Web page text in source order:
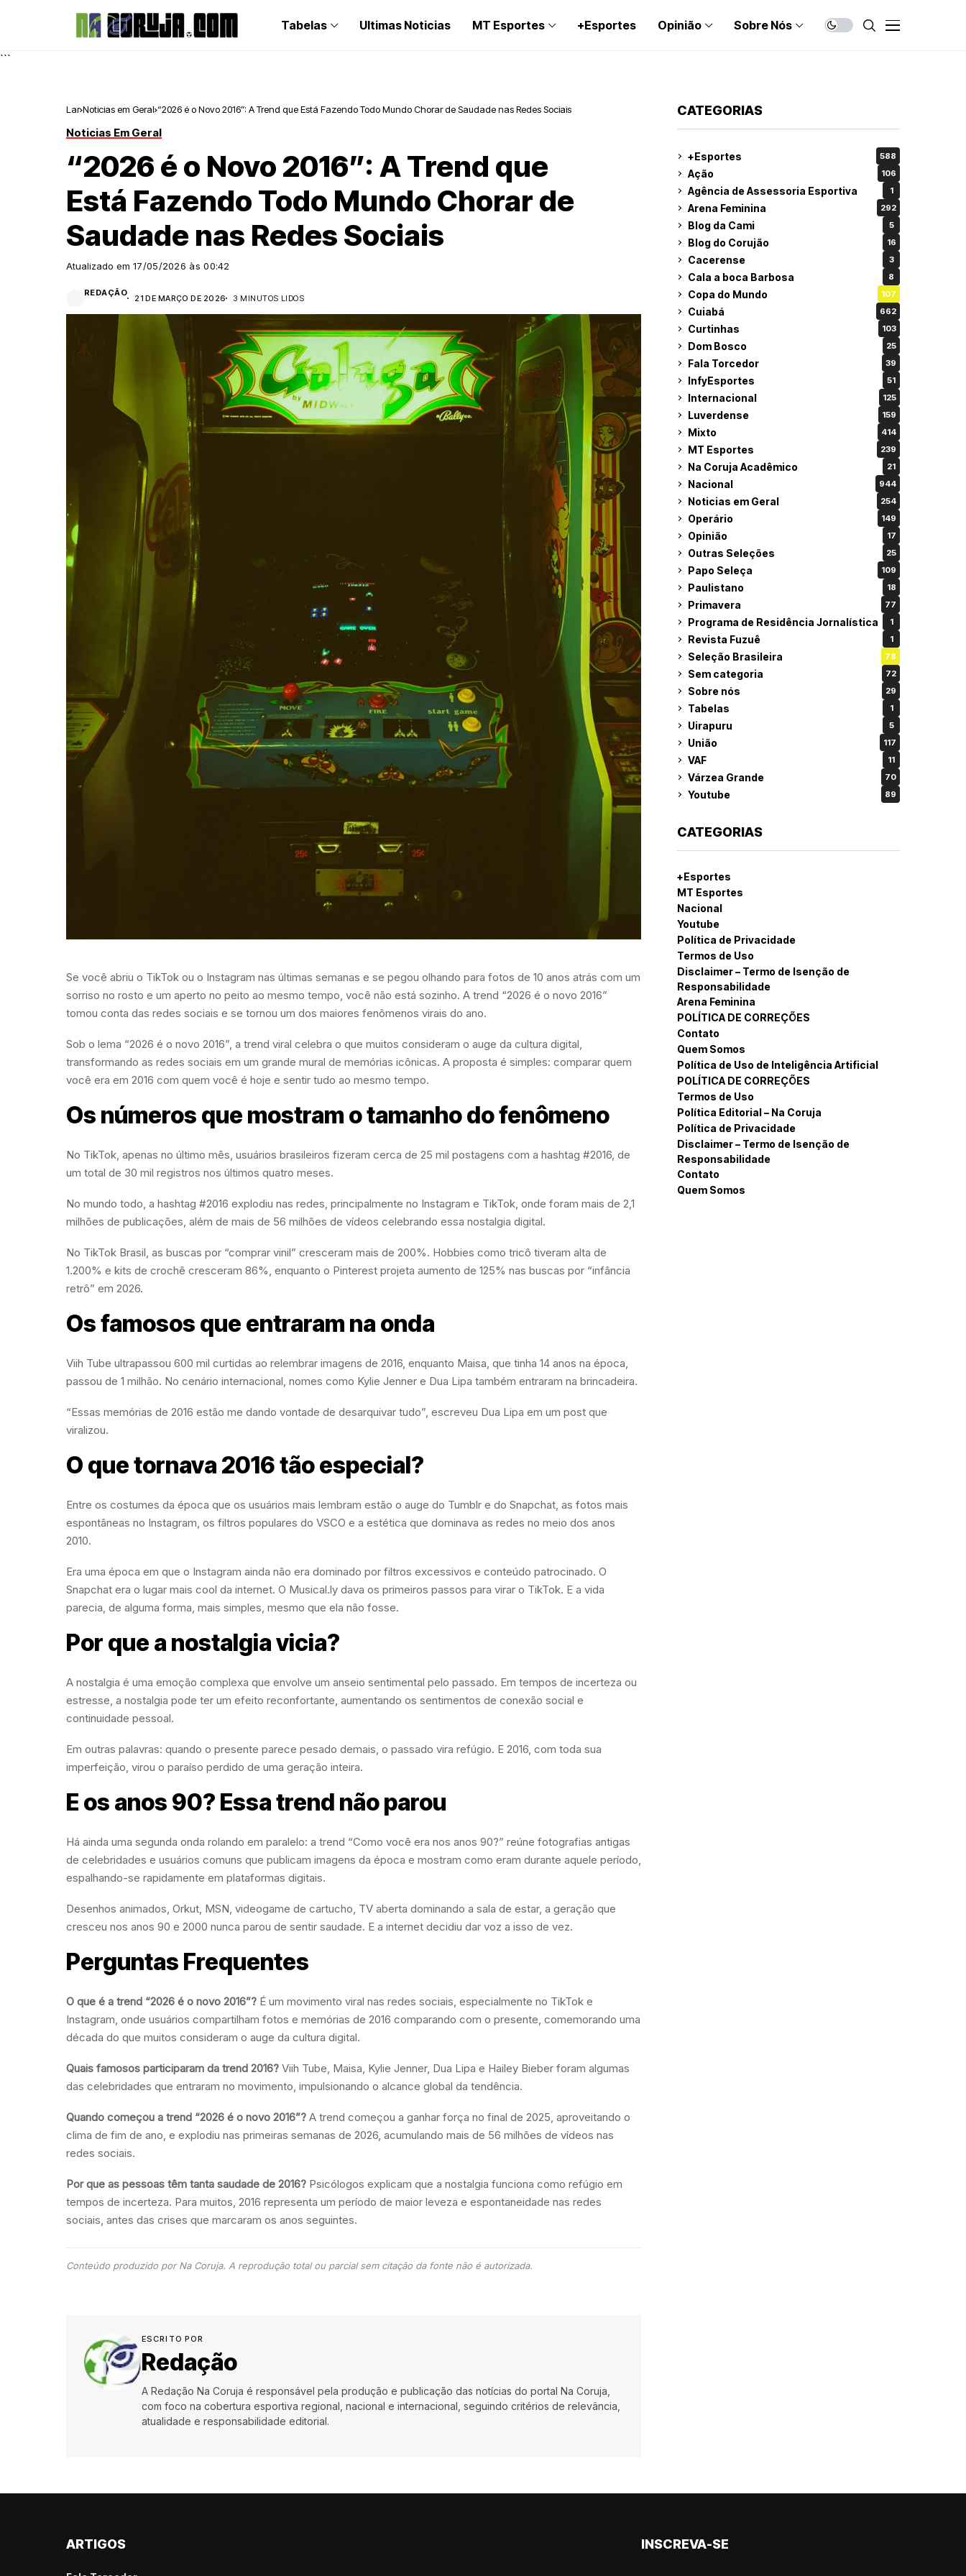
Tabelas Ultimas Noticias MT Esportes +Esportes Opinião Sobre Nós
```
Lar Noticias em Geral “2026 é o Novo 2016”: A Trend que Está Fazendo Todo Mundo Chorar de Saudade nas Redes Sociais
Noticias Em Geral
“2026 é o Novo 2016”: A Trend que
Está Fazendo Todo Mundo Chorar de
Saudade nas Redes Sociais
Atualizado em 17/05/2026 às 00:42
REDAÇÃO
21 DE MARÇO DE 2026 3 MINUTOS LIDOS
Se você abriu o TikTok ou o Instagram nas últimas semanas e se pegou olhando para fotos de 10 anos atrás com um
sorriso no rosto e um aperto no peito ao mesmo tempo, você não está sozinho. A trend “2026 é o novo 2016”
tomou conta das redes sociais e se tornou um dos maiores fenômenos virais do ano.
Sob o lema “2026 é o novo 2016”, a trend viral celebra o que muitos consideram o auge da cultura digital,
transformando as redes sociais em um grande mural de memórias icônicas. A proposta é simples: comparar quem
você era em 2016 com quem você é hoje e sentir tudo ao mesmo tempo.
Os números que mostram o tamanho do fenômeno
No TikTok, apenas no último mês, usuários brasileiros fizeram cerca de 25 mil postagens com a hashtag #2016, de
um total de 30 mil registros nos últimos quatro meses.
No mundo todo, a hashtag #2016 explodiu nas redes, principalmente no Instagram e TikTok, onde foram mais de 2,1
milhões de publicações, além de mais de 56 milhões de vídeos celebrando essa nostalgia digital.
No TikTok Brasil, as buscas por “comprar vinil” cresceram mais de 200%. Hobbies como tricô tiveram alta de
1.200% e kits de crochê cresceram 86%, enquanto o Pinterest projeta aumento de 125% nas buscas por “infância
retrô” em 2026.
Os famosos que entraram na onda
Viih Tube ultrapassou 600 mil curtidas ao relembrar imagens de 2016, enquanto Maisa, que tinha 14 anos na época,
passou de 1 milhão. No cenário internacional, nomes como Kylie Jenner e Dua Lipa também entraram na brincadeira.
“Essas memórias de 2016 estão me dando vontade de desarquivar tudo”, escreveu Dua Lipa em um post que
viralizou.
O que tornava 2016 tão especial?
Entre os costumes da época que os usuários mais lembram estão o auge do Tumblr e do Snapchat, as fotos mais
espontâneas no Instagram, os filtros populares do VSCO e a estética que dominava as redes no meio dos anos
2010.
Era uma época em que o Instagram ainda não era dominado por filtros excessivos e conteúdo patrocinado. O
Snapchat era o lugar mais cool da internet. O Musical.ly dava os primeiros passos para virar o TikTok. E a vida
parecia, de alguma forma, mais simples, mesmo que ela não fosse.
Por que a nostalgia vicia?
A nostalgia é uma emoção complexa que envolve um anseio sentimental pelo passado. Em tempos de incerteza ou
estresse, a nostalgia pode ter um efeito reconfortante, aumentando os sentimentos de conexão social e
continuidade pessoal.
Em outras palavras: quando o presente parece pesado demais, o passado vira refúgio. E 2016, com toda sua
imperfeição, virou o paraíso perdido de uma geração inteira.
E os anos 90? Essa trend não parou
Há ainda uma segunda onda rolando em paralelo: a trend “Como você era nos anos 90?” reúne fotografias antigas
de celebridades e usuários comuns que publicam imagens da época e mostram como eram durante aquele período,
espalhando-se rapidamente em plataformas digitais.
Desenhos animados, Orkut, MSN, videogame de cartucho, TV aberta dominando a sala de estar, a geração que
cresceu nos anos 90 e 2000 nunca parou de sentir saudade. E a internet decidiu dar voz a isso de vez.
Perguntas Frequentes
O que é a trend “2026 é o novo 2016”? É um movimento viral nas redes sociais, especialmente no TikTok e
Instagram, onde usuários compartilham fotos e memórias de 2016 comparando com o presente, comemorando uma
década do que muitos consideram o auge da cultura digital.
Quais famosos participaram da trend 2016? Viih Tube, Maisa, Kylie Jenner, Dua Lipa e Hailey Bieber foram algumas
das celebridades que entraram no movimento, impulsionando o alcance global da tendência.
Quando começou a trend “2026 é o novo 2016”? A trend começou a ganhar força no final de 2025, aproveitando o
clima de fim de ano, e explodiu nas primeiras semanas de 2026, acumulando mais de 56 milhões de vídeos nas
redes sociais.
Por que as pessoas têm tanta saudade de 2016? Psicólogos explicam que a nostalgia funciona como refúgio em
tempos de incerteza. Para muitos, 2016 representa um período de maior leveza e espontaneidade nas redes
sociais, antes das crises que marcaram os anos seguintes.
Conteúdo produzido por Na Coruja. A reprodução total ou parcial sem citação da fonte não é autorizada.
ESCRITO POR
Redação
A Redação Na Coruja é responsável pela produção e publicação das notícias do portal Na Coruja,
com foco na cobertura esportiva regional, nacional e internacional, seguindo critérios de relevância,
atualidade e responsabilidade editorial.
CATEGORIAS
+Esportes 588
Ação 106
Agência de Assessoria Esportiva 1
Arena Feminina 292
Blog da Cami 5
Blog do Corujão 16
Cacerense 3
Cala a boca Barbosa 8
Copa do Mundo 107
Cuiabá 662
Curtinhas 103
Dom Bosco 25
Fala Torcedor 39
InfyEsportes 51
Internacional 125
Luverdense 159
Mixto 414
MT Esportes 239
Na Coruja Acadêmico 21
Nacional 944
Noticias em Geral 254
Operário 149
Opinião 17
Outras Seleções 25
Papo Seleça 109
Paulistano 18
Primavera 77
Programa de Residência Jornalística 1
Revista Fuzuê 1
Seleção Brasileira 78
Sem categoria 72
Sobre nós 29
Tabelas 1
Uirapuru 5
União 117
VAF 11
Várzea Grande 70
Youtube 89
CATEGORIAS
+Esportes
MT Esportes
Nacional
Youtube
Política de Privacidade
Termos de Uso
Disclaimer – Termo de Isenção de
Responsabilidade
Arena Feminina
POLÍTICA DE CORREÇÕES
Contato
Quem Somos
Política de Uso de Inteligência Artificial
POLÍTICA DE CORREÇÕES
Termos de Uso
Política Editorial – Na Coruja
Política de Privacidade
Disclaimer – Termo de Isenção de
Responsabilidade
Contato
Quem Somos
ARTIGOS INSCREVA-SE